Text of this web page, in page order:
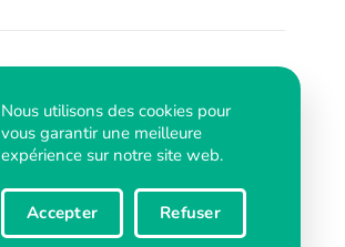
Nous utilisons des cookies pour
vous garantir une meilleure
expérience sur notre site web.
Accepter Refuser